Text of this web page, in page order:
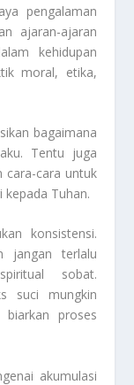
pengalaman
ajaran-ajaran
kehidupan
moral, etika,
bagaimana
Tentu juga
cara-cara untuk
Tuhan.
konsistensi.
jangan terlalu
sobat.
suci mungkin
biarkan proses
akumulasi